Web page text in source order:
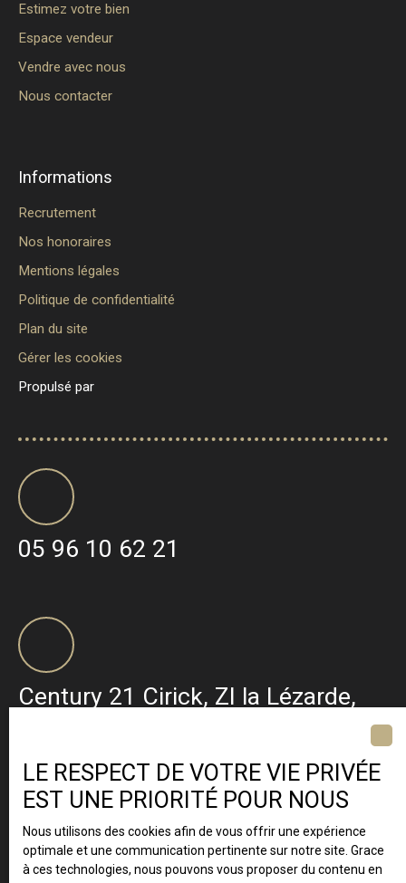
Estimez votre bien
Espace vendeur
Vendre avec nous
Nous contacter
Informations
Recrutement
Nos honoraires
Mentions légales
Politique de confidentialité
Plan du site
Gérer les cookies
Propulsé par
05 96 10 62 21
Century 21 Cirick, ZI la Lézarde,
LE RESPECT DE VOTRE VIE PRIVÉE
EST UNE PRIORITÉ POUR NOUS
Nous utilisons des cookies afin de vous offrir une expérience
optimale et une communication pertinente sur notre site. Grace
à ces technologies, nous pouvons vous proposer du contenu en